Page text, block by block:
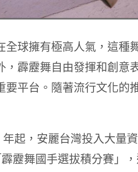
全球擁有極高人氣，這種
，霹靂舞自由發揮和創意
要平台。隨著流行文化的
年起，安麗台灣投入大量
靂舞國手選拔積分賽」